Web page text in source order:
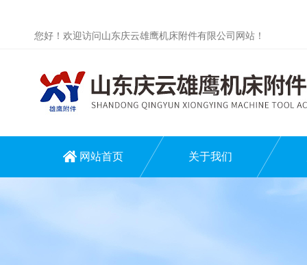
您好！欢迎访问山东庆云雄鹰机床附件有限公司网站！
网站首页 关于我们